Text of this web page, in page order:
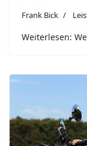
Frank Bick
Weiterlesen: